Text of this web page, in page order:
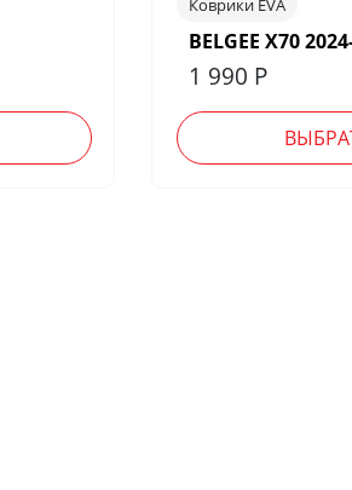
Коврики EVA
BELGEE X70
1 990 Р